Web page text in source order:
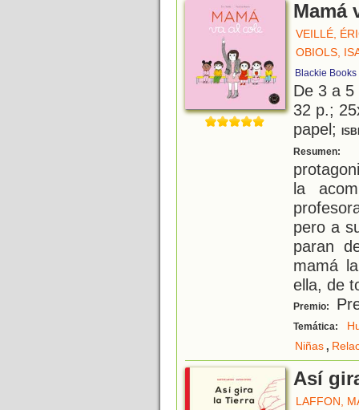
Mamá
VEILLÉ,
OBIOLS,
Blackie Books
De 3 a
32 p.;
papel;
Resumen:
la
pero a
paran
mamá
ella, de
Premio:
Temática:
Niñas,
Así
LAFFON,